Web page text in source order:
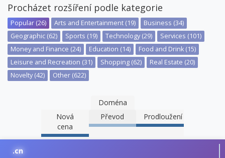
Procházet rozšíření podle kategorie
Popular (26) Arts and Entertainment (19)
Business (34)
Geographic (62)
Sports (19) Technology (29)
Services (101)
Money and Finance (24)
Education (14)
Food and Drink (15)
Leisure and Recreation (31)
Shopping (62)
Real Estate (20)
Novelty (42)
Other (622)
Doména
Nová
cena
Převod Prodloužení
.cn